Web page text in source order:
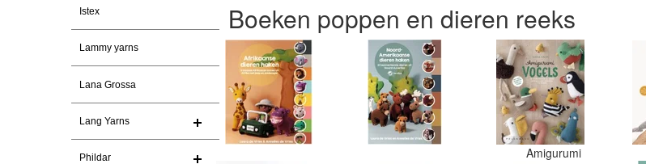
Istex
Lammy yarns
Lana Grossa
Lang Yarns
Phildar
Boeken poppen en dieren reeks
Amigurumi